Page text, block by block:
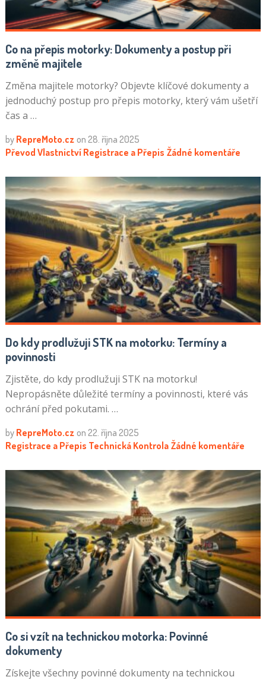
Co na přepis motorky: Dokumenty a postup při
změně majitele
Změna majitele motorky? Objevte klíčové dokumenty a
jednoduchý postup pro přepis motorky, který vám ušetří
čas a …
by RepreMoto.cz on 28. října 2025
Převod Vlastnictví Registrace a Přepis Žádné komentáře
Do kdy prodlužuji STK na motorku: Termíny a
povinnosti
Zjistěte, do kdy prodlužuji STK na motorku!
Nepropásněte důležité termíny a povinnosti, které vás
ochrání před pokutami. …
by RepreMoto.cz on 22. října 2025
Registrace a Přepis Technická Kontrola Žádné komentáře
Co si vzít na technickou motorka: Povinné
dokumenty
Získejte všechny povinné dokumenty na technickou